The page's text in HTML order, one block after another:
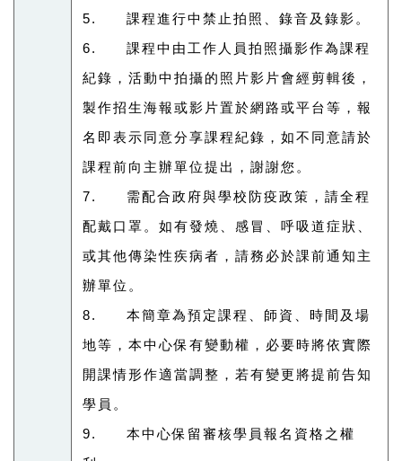
5. 課程進行中禁止拍照、錄音及錄影。
6. 課程中由工作人員拍照攝影作為課程
紀錄，活動中拍攝的照片影片會經剪輯後，
製作招生海報或影片置於網路或平台等，報
名即表示同意分享課程紀錄，如不同意請於
課程前向主辦單位提出，謝謝您。
7. 需配合政府與學校防疫政策，請全程
配戴口罩。如有發燒、感冒、呼吸道症狀、
或其他傳染性疾病者，請務必於課前通知主
辦單位。
8. 本簡章為預定課程、師資、時間及場
地等，本中心保有變動權，必要時將依實際
開課情形作適當調整，若有變更將提前告知
學員。
9. 本中心保留審核學員報名資格之權